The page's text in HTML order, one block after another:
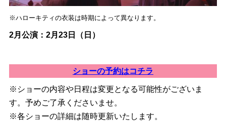
※ハローキティの衣装は時期によって異なります。
2月公演：2月23日（日）
ショーの予約はコチラ
※ショーの内容や日程は変更となる可能性がございま
す。予めご了承くださいませ。
※各ショーの詳細は随時更新いたします。